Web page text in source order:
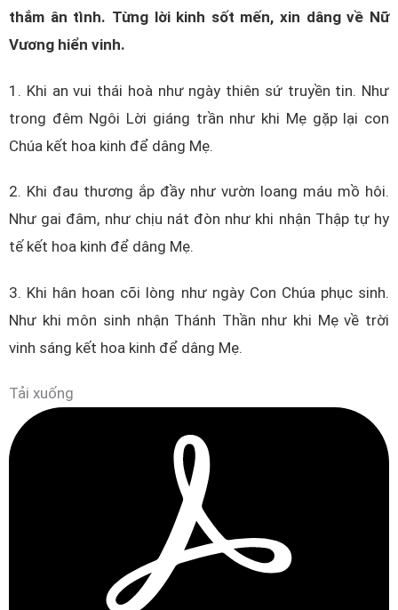
thắm ân tình. Từng lời kinh sốt mến, xin dâng về Nữ
Vương hiển vinh.
1. Khi an vui thái hoà như ngày thiên sứ truyền tin. Như
trong đêm Ngôi Lời giáng trần như khi Mẹ gặp lại con
Chúa kết hoa kinh để dâng Mẹ.
2. Khi đau thương ắp đầy như vườn loang máu mồ hôi.
Như gai đâm, như chịu nát đòn như khi nhận Thập tự hy
tế kết hoa kinh để dâng Mẹ.
3. Khi hân hoan cõi lòng như ngày Con Chúa phục sinh.
Như khi môn sinh nhận Thánh Thần như khi Mẹ về trời
vinh sáng kết hoa kinh để dâng Mẹ.
Tải xuống